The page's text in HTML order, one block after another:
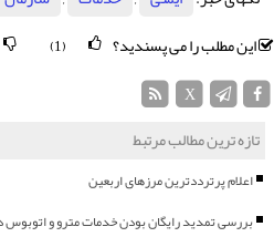
این مطلب را می پسندید؟
(0)
تازه ترین مطالب مرتبط
اعلام پرترددترین مرزهای اربعین
بررسی تمدید رایگان بودن خدمات مترو و اتوبوس